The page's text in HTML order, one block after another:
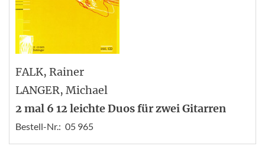
FALK, Rainer
LANGER, Michael
2 mal 6 12 leichte Duos für zwei Gitarren
Bestell-Nr.: 05 965